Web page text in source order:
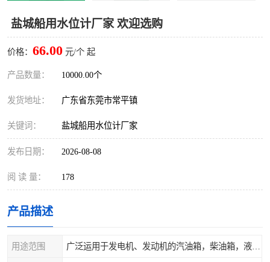
盐城船用水位计厂家 欢迎选购
价格： 66.00 元/个 起
产品数量： 10000.00个
发货地址： 广东省东莞市常平镇
关键词： 盐城船用水位计厂家
发布日期： 2026-08-08
阅 读 量： 178
产品描述
用途范围